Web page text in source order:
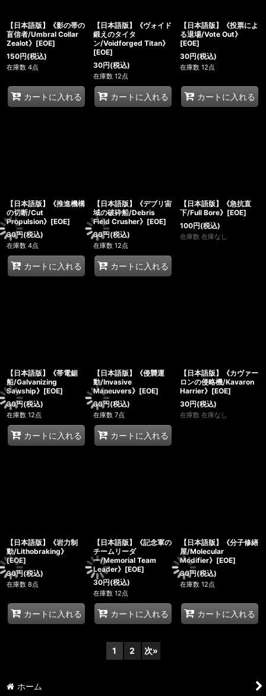
【日本語版】《影の帯の
盲信者/Umbral Collar
Zealot》[EOE]
150円(税込)
在庫数 4点
カートに入れる
【日本語版】《ヴォイド
鍛えのタイタ
ン/Voidforged Titan》
[EOE]
30円(税込)
在庫数 12点
カートに入れる
【日本語版】《投票によ
る退場/Vote Out》
[EOE]
30円(税込)
在庫数 12点
カートに入れる
【日本語版】《推進機構
の切断/Cut
Propulsion》[EOE]
30円(税込)
在庫数 4点
カートに入れる
【日本語版】《デブリ宙
域の破砕船/Debris
Field Crusher》[EOE]
30円(税込)
在庫数 12点
カートに入れる
【日本語版】《急抗直
下/Full Bore》[EOE]
100円(税込)
在庫数 在庫なし
【日本語版】《帯電鋸
船/Galvanizing
Sawship》[EOE]
30円(税込)
在庫数 12点
カートに入れる
【日本語版】《侵襲運
動/Invasive
Maneuvers》[EOE]
30円(税込)
在庫数 7点
カートに入れる
【日本語版】《カヴァー
ロンの侵略機/Kavaron
Harrier》[EOE]
30円(税込)
在庫数 在庫なし
【日本語版】《岩力制
動/Lithobraking》
[EOE]
30円(税込)
在庫数 8点
カートに入れる
【日本語版】《記念軍の
チームリーダ
ー/Memorial Team
Leader》[EOE]
30円(税込)
在庫数 12点
カートに入れる
【日本語版】《分子修繕
屋/Molecular
Modifier》[EOE]
30円(税込)
在庫数 12点
カートに入れる
1 2 次»
ホーム